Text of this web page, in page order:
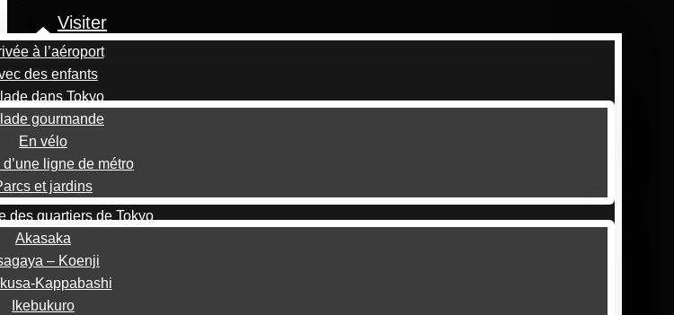
Visiter
à l’aéroport
des enfants
dans Tokyo
gourmande
En vélo
ligne de métro
et jardins
des quartiers de Tokyo
Akasaka
– Koenji
Kappabashi
Ikebukuro